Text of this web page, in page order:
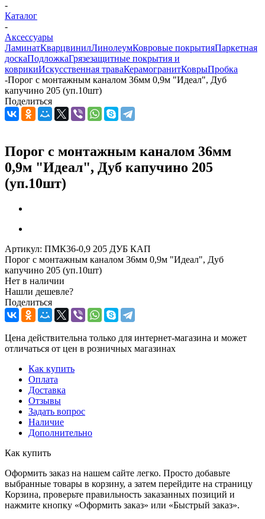
-
Каталог
-
Аксессуары
ЛаминатКварцвинилЛинолеумКовровые покрытияПаркетная
доскаПодложкаГрязезащитные покрытия и
коврикиИскусственная траваКерамогранитКоврыПробка
-Порог с монтажным каналом 36мм 0,9м "Идеал", Дуб
капучино 205 (уп.10шт)
Поделиться
Порог с монтажным каналом 36мм
0,9м "Идеал", Дуб капучино 205
(уп.10шт)
Артикул: ПМК36-0,9 205 ДУБ КАП
Порог с монтажным каналом 36мм 0,9м "Идеал", Дуб
капучино 205 (уп.10шт)
Нет в наличии
Нашли дешевле?
Поделиться
Цена действительна только для интернет-магазина и может
отличаться от цен в розничных магазинах
Как купить
Оплата
Доставка
Отзывы
Задать вопрос
Наличие
Дополнительно
Как купить
Оформить заказ на нашем сайте легко. Просто добавьте
выбранные товары в корзину, а затем перейдите на страницу
Корзина, проверьте правильность заказанных позиций и
нажмите кнопку «Оформить заказ» или «Быстрый заказ».